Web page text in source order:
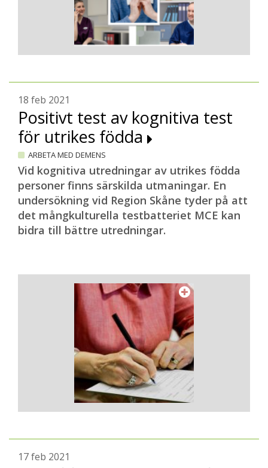
18 feb 2021
Positivt test av kognitiva test
för utrikes födda
ARBETA MED DEMENS
Vid kognitiva utredningar av utrikes födda
personer finns särskilda utmaningar. En
undersökning vid Region Skåne tyder på att
det mångkulturella testbatteriet MCE kan
bidra till bättre utredningar.
17 feb 2021